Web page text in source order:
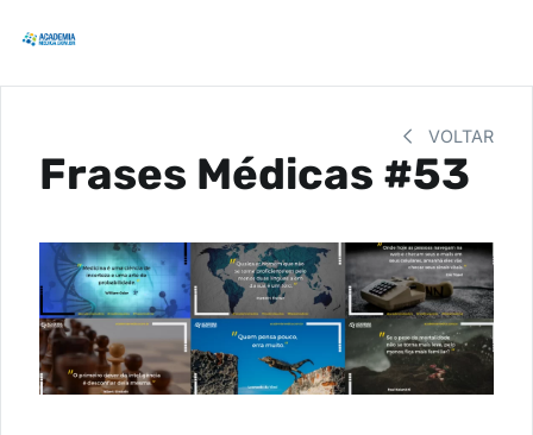
VOLTAR
Frases Médicas #53